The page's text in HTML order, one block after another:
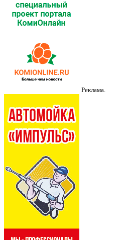
Реклама.